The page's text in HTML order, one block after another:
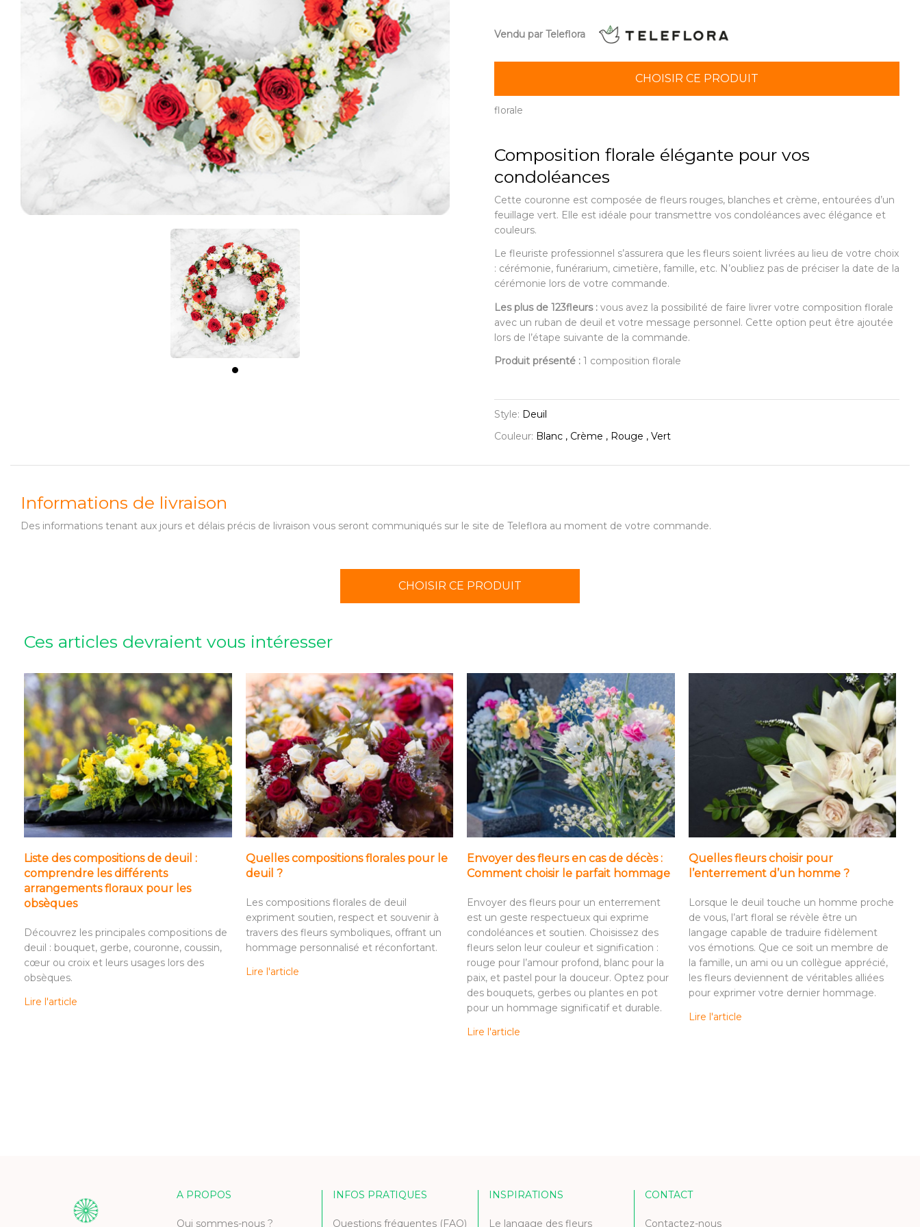
Vendu par Teleflora
CHOISIR CE PRODUIT
florale
Composition florale élégante pour vos
condoléances
Cette couronne est composée de fleurs rouges, blanches et crème, entourées d’un
feuillage vert. Elle est idéale pour transmettre vos condoléances avec élégance et
couleurs.
Le fleuriste professionnel s’assurera que les fleurs soient livrées au lieu de votre choix
: cérémonie, funérarium, cimetière, famille, etc. N’oubliez pas de préciser la date de la
cérémonie lors de votre commande.
Les plus de 123fleurs : vous avez la possibilité de faire livrer votre composition florale
avec un ruban de deuil et votre message personnel. Cette option peut être ajoutée
lors de l’étape suivante de la commande.
Produit présenté : 1 composition florale
Style: Deuil
Couleur: Blanc , Crème , Rouge , Vert
Informations de livraison
Des informations tenant aux jours et délais précis de livraison vous seront communiqués sur le site de Teleflora au moment de votre commande.
CHOISIR CE PRODUIT
Ces articles devraient vous intéresser
Liste des compositions de deuil :
comprendre les différents
arrangements floraux pour les
obsèques
Découvrez les principales compositions de
deuil : bouquet, gerbe, couronne, coussin,
cœur ou croix et leurs usages lors des
obsèques.
Lire l'article
Quelles compositions florales pour le
deuil ?
Les compositions florales de deuil
expriment soutien, respect et souvenir à
travers des fleurs symboliques, offrant un
hommage personnalisé et réconfortant.
Lire l'article
Envoyer des fleurs en cas de décès :
Comment choisir le parfait hommage
Envoyer des fleurs pour un enterrement
est un geste respectueux qui exprime
condoléances et soutien. Choisissez des
fleurs selon leur couleur et signification :
rouge pour l’amour profond, blanc pour la
paix, et pastel pour la douceur. Optez pour
des bouquets, gerbes ou plantes en pot
pour un hommage significatif et durable.
Lire l'article
Quelles fleurs choisir pour
l’enterrement d’un homme ?
Lorsque le deuil touche un homme proche
de vous, l’art floral se révèle être un
langage capable de traduire fidèlement
vos émotions. Que ce soit un membre de
la famille, un ami ou un collègue apprécié,
les fleurs deviennent de véritables alliées
pour exprimer votre dernier hommage.
Lire l'article
A PROPOS
Qui sommes-nous ?
INFOS PRATIQUES
Questions fréquentes (FAQ)
INSPIRATIONS
Le langage des fleurs
CONTACT
Contactez-nous